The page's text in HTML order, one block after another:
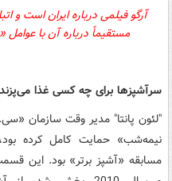
آرگو فیلمی درباره ایران است و
مستقیماً درباره آن با عوامل«
سرآشپزها برای چه کسی غذا
"لئون پانتا" مدیر وقت سازمان «
نیمه‌شب» حمایت کامل کرده
مسابقه «آشپز برتر» بود. این